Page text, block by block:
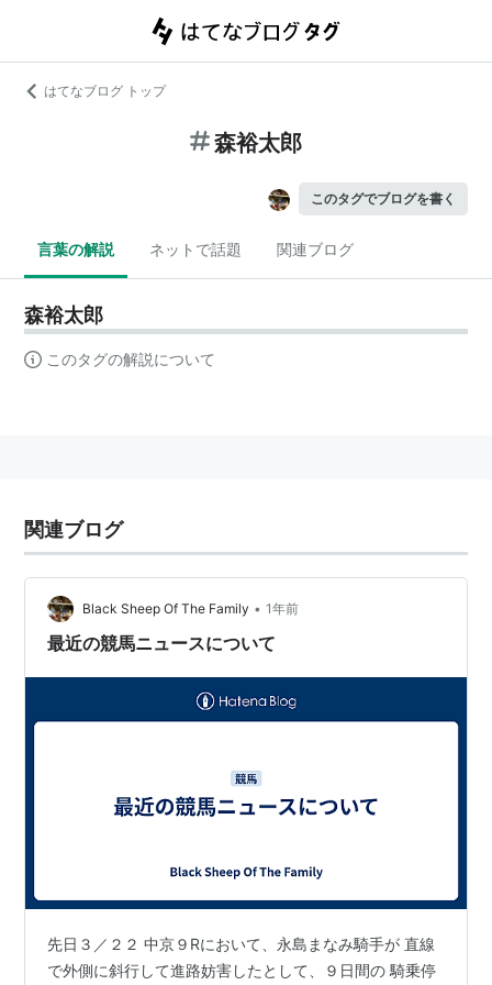
はてなブログ トップ
森裕太郎
このタグでブログを書く
言葉の解説 ネットで話題 関連ブログ
森裕太郎
このタグの解説について
関連ブログ
Black Sheep Of The Family • 1年前
最近の競馬ニュースについて
先日３／２２ 中京９Rにおいて、永島まなみ騎手が 直線
で外側に斜行して進路妨害したとして、９日間の 騎乗停